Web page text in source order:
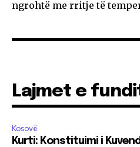
ngrohtë me rritje të
Lajmet e
Kosovë
Kurti: Konstituimi i